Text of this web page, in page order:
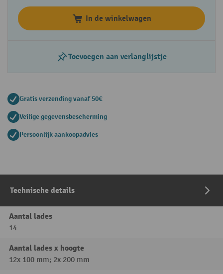
In de winkelwagen
Toevoegen aan verlanglijstje
Gratis verzending vanaf 50€
Veilige gegevensbescherming
Persoonlijk aankoopadvies
Technische details
Aantal lades
14
Aantal lades x hoogte
12x 100 mm; 2x 200 mm